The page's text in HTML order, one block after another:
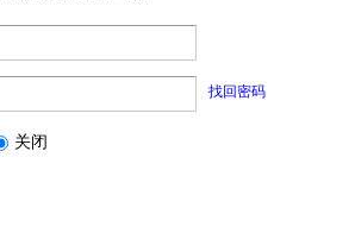
找回密码
关闭